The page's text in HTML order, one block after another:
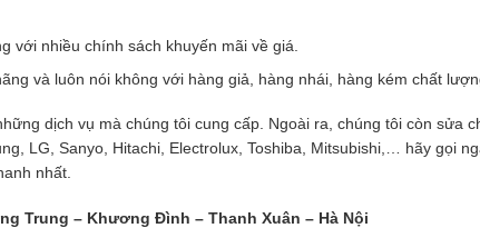
với nhiều chính sách khuyến mãi về giá.
và luôn nói không với hàng giả, hàng nhái, hàng kém chất
dịch vụ mà chúng tôi cung cấp. Ngoài ra, chúng tôi còn sửa
LG, Sanyo, Hitachi, Electrolux, Toshiba, Mitsubishi,… hãy gọi
nhất.
Trung – Khương Đình – Thanh Xuân – Hà Nội